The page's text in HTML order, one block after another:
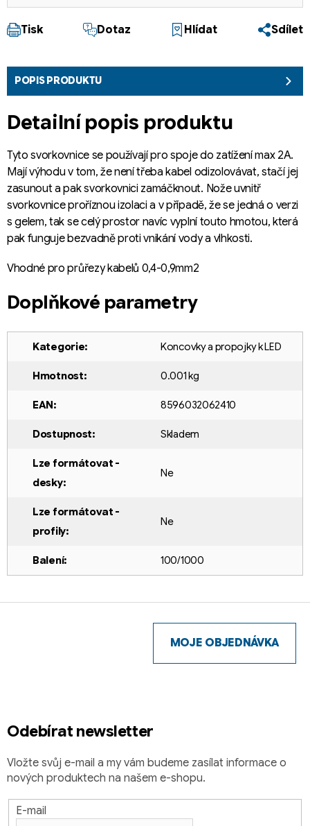
Tisk Dotaz Hlídat Sdílet
POPIS PRODUKTU
Detailní popis produktu
Tyto svorkovnice se používají pro spoje do zatížení max 2A.
Mají výhodu v tom, že není třeba kabel odizolovávat, stačí jej
zasunout a pak svorkovnici zamáčknout. Nože uvnitř
svorkovnice proříznou izolaci a v případě, že se jedná o verzi
s gelem, tak se celý prostor navíc vyplní touto hmotou, která
pak funguje bezvadně proti vnikání vody a vlhkosti.
Vhodné pro průřezy kabelů 0,4-0,9mm2
Doplňkové parametry
Kategorie: Koncovky a propojky k LED
Hmotnost: 0.001 kg
EAN: 8596032062410
Dostupnost: Skladem
Lze formátovat -
desky:
Ne
Lze formátovat -
profily:
Ne
Balení: 100/1000
Odebírat newsletter
Vložte svůj e-mail a my vám budeme zasílat informace o
nových produktech na našem e-shopu.
E-mail
MOJE OBJEDNÁVKA